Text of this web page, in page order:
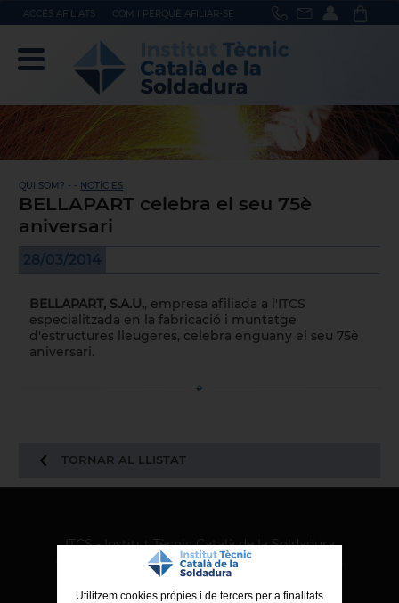
ACCÉS AFILIATS COM I PERQUÈ AFILIAR-SE
QUI SOM? - - NOTÍCIES
BELLAPART celebra el seu 75è
aniversari
28/03/2014
BELLAPART, S.A.U., empresa afiliada a l'ITCS
especialitzada en la fabricació i muntatge
d'estructures lleugeres, celebra enguany el seu 75è
aniversari.
TORNAR AL LLISTAT
ITCS - Institut Tècnic Català de la Soldadura
Ctra. de Molins de Rei a Sabadell, 79, Nau 8 bis
08191 Rubí (Barcelona)
Utilitzem cookies pròpies i de tercers per a finalitats